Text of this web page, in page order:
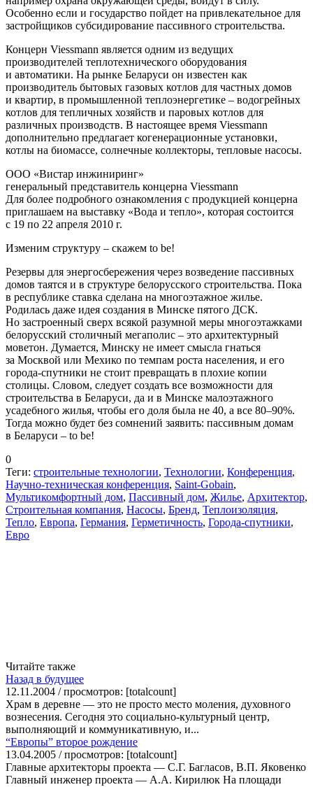
Особенно если и государство пойдет на привлекательное для
застройщиков субсидирование пассивного строительства.
Концерн Viessmann является одним из ведущих
производителей теплотехнического оборудования
и автоматики. На рынке Беларуси он известен как
производитель бытовых газовых котлов для частных домов
и квартир, в промышленной теплоэнергетике – водогрейных
котлов для тепличных хозяйств и паровых котлов для
различных производств. В настоящее время Viessmann
дополнительно предлагает когенерационные установки,
котлы на биомассе, солнечные коллекторы, тепловые насосы.
ООО «Вистар инжиниринг»
генеральный представитель концерна Viessmann
Для более подробного ознакомления с продукцией концерна
приглашаем на выставку «Вода и тепло», которая состоится
с 19 по 22 апреля 2010 г.
Изменим структуру – скажем to be!
Резервы для энергосбережения через возведение пассивных
домов таятся и в структуре белорусского строительства. Пока
в республике ставка сделана на многоэтажное жилье.
Родилась даже идея создания в Минске пятого ДСК.
Но застроенный сверх всякой разумной меры многоэтажками
белорусский столичный мегаполис – это архитектурный
моветон. Думается, Минску не имеет смысла гнаться
за Москвой или Мехико по темпам роста населения, и его
города-спутники не стоит превращать в плохие копии
столицы. Словом, следует создать все возможности для
строительства в Беларуси, да и в Минске малоэтажного
усадебного жилья, чтобы его доля была не 40, а все 80–90%.
Тогда можно будет без сомнений заявить: пассивным домам
в Беларуси – to be!
0
Теги: строительные технологии, Технологии, Конференция,
Научно-техническая конференция, Saint-Gobain,
Мультикомфортный дом, Пассивный дом, Жилье, Архитектор,
Строительная компания, Насосы, Бренд, Теплоизоляция,
Тепло, Европа, Германия, Герметичность, Города-спутники,
Евро
Читайте также
Назад в будущее
12.11.2004 / просмотров: [totalcount]
Храм в деревне — это не просто место моления, духовного
вознесения. Сегодня это социально-культурный центр,
выполняющий и коммуникативную, и...
“Европы” второе рождение
13.04.2005 / просмотров: [totalcount]
Главные архитекторы проекта — С.Г. Багласов, В.П. Яковенко
Главный инженер проекта — А.А. Кирилюк На площади